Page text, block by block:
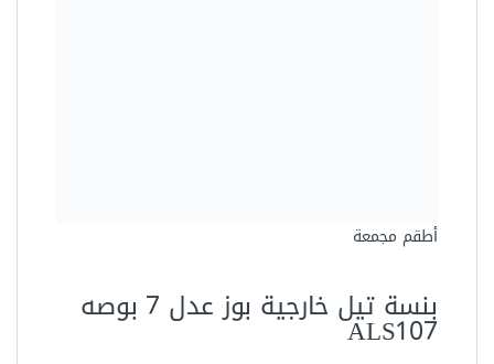
أطقم مجمعة
بنسة تيل خارجية بوز عدل 7 بوصه
ALS107